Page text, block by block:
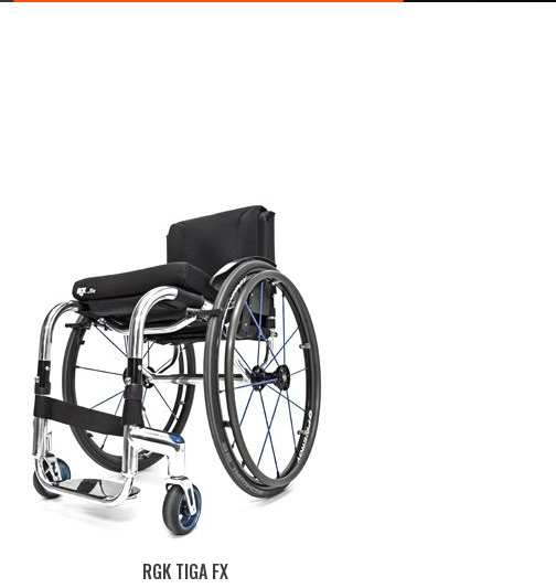
RGK TIGA FX